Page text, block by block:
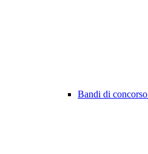
Bandi di concorso